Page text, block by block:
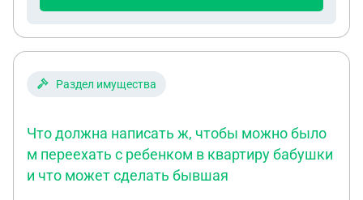
Раздел имущества
Что должна написать ж, чтобы можно было
м переехать с ребенком в квартиру бабушки
и что может сделать бывшая